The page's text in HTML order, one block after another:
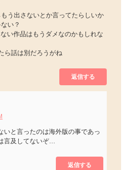
う出さないとか言ってたらしいか
い？
い作品はもうダメなのかもしれな
ら話は別だろうがね
返信する
いと言ったのは海外版の事であっ
言及してないぞ…
返信する